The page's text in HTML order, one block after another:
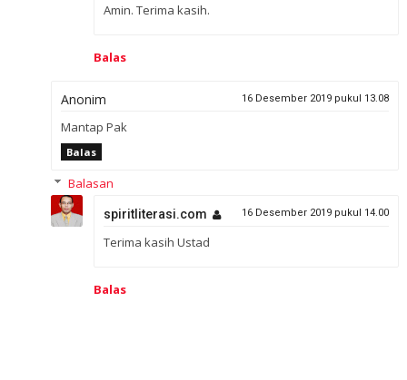
Amin. Terima kasih.
Balas
Anonim 16 Desember 2019 pukul 13.08
Mantap Pak
Balas
Balasan
spiritliterasi.com 16 Desember 2019 pukul 14.00
Terima kasih Ustad
Balas